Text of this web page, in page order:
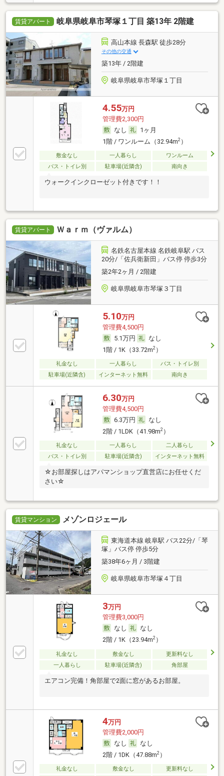
賃貸アパート 岐阜県岐阜市琴塚１丁目 築13年 2階建
高山本線 長森駅 徒歩28分
その他の交通
築13年 / 2階建
岐阜県岐阜市琴塚１丁目
4.55万円
管理費2,300円
なし
1ヶ月
1階 / ワンルーム（32.94m2）
敷金なし 一人暮らし
ワンルーム
バス・トイレ別
駐車場(近隣含) 南向き
ウォークインクローゼット付きです！！
賃貸アパート Ｗａｒｍ（ヴァルム）
名鉄名古屋本線 名鉄岐阜駅 バス
20分/「佐兵衛新田」バス停 停歩3分
築2年2ヶ月 / 2階建
岐阜県岐阜市琴塚３丁目
5.10万円
管理費4,500円
5.1万円
なし
1階 / 1K（33.72m2）
礼金なし 一人暮らし
バス・トイレ別
駐車場(近隣含)
インターネット無料 南向き
6.30万円
管理費4,500円
6.3万円
なし
2階 / 1LDK（41.98m2）
礼金なし 一人暮らし
二人暮らし
バス・トイレ別
駐車場(近隣含) インターネット無料
☆お部屋探しはアパマンショップ直営店にお任せくだ
さい☆
賃貸マンション メゾンロジェール
東海道本線 岐阜駅 バス22分/「琴
塚」バス停 停歩5分
築38年6ヶ月 / 3階建
岐阜県岐阜市琴塚４丁目
3万円
管理費3,000円
なし
なし
2階 / 1K（23.94m2）
礼金なし 敷金なし
更新料なし
一人暮らし
駐車場(近隣含) 角部屋
エアコン完備！角部屋で2面に窓があるお部屋。
4万円
管理費2,000円
なし
なし
2階 / 1DK（47.88m2）
礼金なし 敷金なし 更新料なし